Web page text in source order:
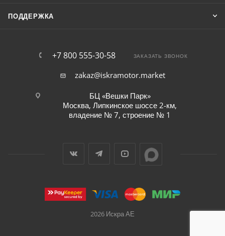
ПОДДЕРЖКА
+7 800 555-30-58 ЗАКАЗАТЬ ЗВОНОК
zakaz@iskramotor.market
БЦ «Вешки Парк»
Москва, Липкинское шоссе 2-км,
владение № 7, строение № 1
2026 Искра АЕ